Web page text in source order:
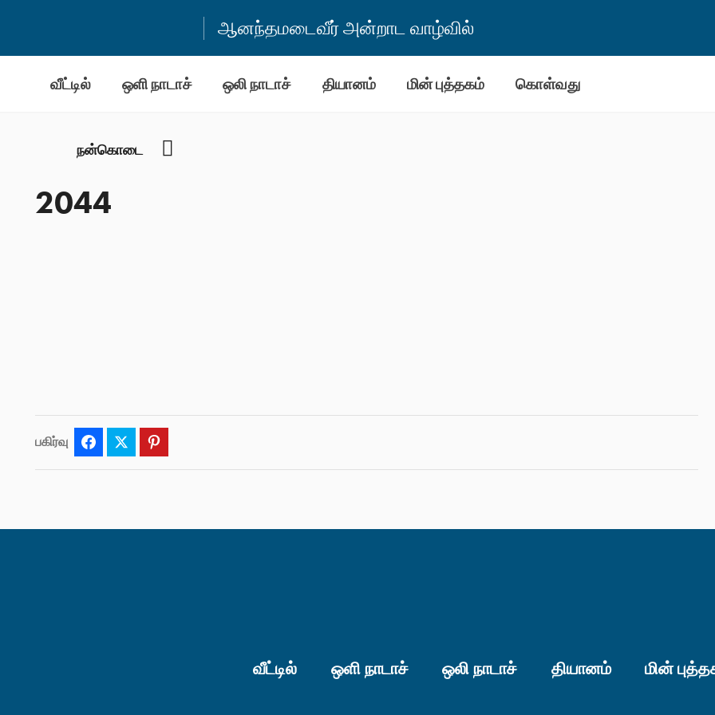
ஆனந்தமடைவீர் அன்றாட வாழ்வில்
வீட்டில் ஒளி நாடாச் ஒலி நாடாச் தியானம் மின் புத்தகம் கொள்வது
நன்கொடை
2044
பகிர்வு Facebook Twitter
வீட்டில் ஒளி நாடாச் ஒலி நாடாச் தியானம் மின்